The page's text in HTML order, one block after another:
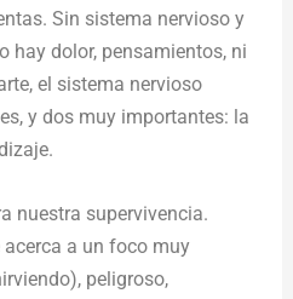
Sin sistema nervioso y
hay dolor, pensamientos, ni
el sistema nervioso
y dos muy importantes: la
nuestra supervivencia.
acerca a un foco muy
peligroso,